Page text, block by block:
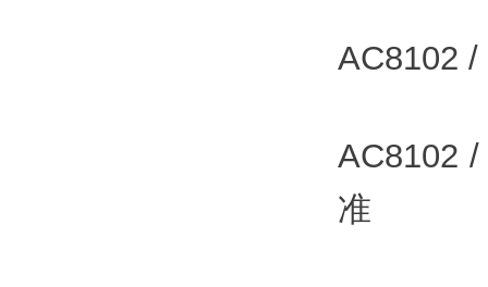
AC8102
AC8102
准